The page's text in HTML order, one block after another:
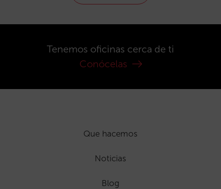
Tenemos oficinas cerca de ti
Conócelas
Que hacemos
Noticias
Blog